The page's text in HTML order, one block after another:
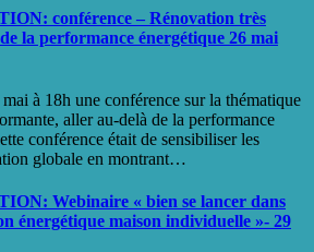
conférence – Rénovation très
la performance énergétique 26 mai
à 18h une conférence sur la thématique
aller au-delà de la performance
conférence était de sensibiliser les
globale en montrant…
Webinaire « bien se lancer dans
énergétique maison individuelle »- 29